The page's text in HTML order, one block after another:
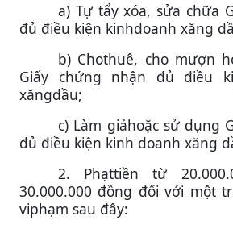
a) Tự tẩy xóa, sửa chữa
đủ điều kiện kinhdoanh xăng
b) Chothuê, cho mượn
Giấy chứng nhận đủ điều
xăngdầu;
c) Làm giảhoặc sử dụng
đủ điều kiện kinh doanh xăng
2. Phạttiền từ
30.000.000 đồng đối với một
viphạm sau đây: